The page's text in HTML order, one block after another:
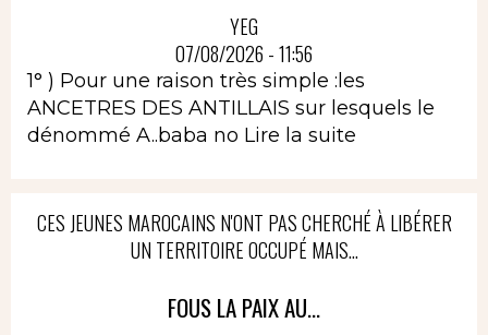
YEG
07/08/2026 - 11:56
1° ) Pour une raison très simple :les
ANCETRES DES ANTILLAIS sur lesquels le
dénommé A..baba no Lire la suite
CES JEUNES MAROCAINS N'ONT PAS CHERCHÉ À LIBÉRER
UN TERRITOIRE OCCUPÉ MAIS...
FOUS LA PAIX AU...